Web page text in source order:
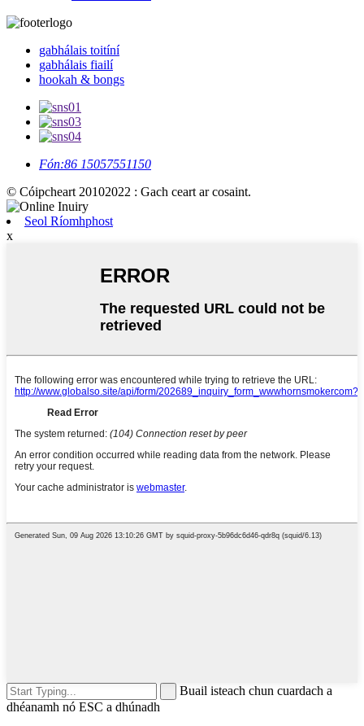
gabhálais toitíní
gabhálais fiailí
hookah & bongs
Fón:86 15057551150
© Cóipcheart 20102022 : Gach ceart ar cosaint.
Seol Ríomhphost
x
Buail isteach chun cuardach a
dhéanamh nó ESC a dhúnadh